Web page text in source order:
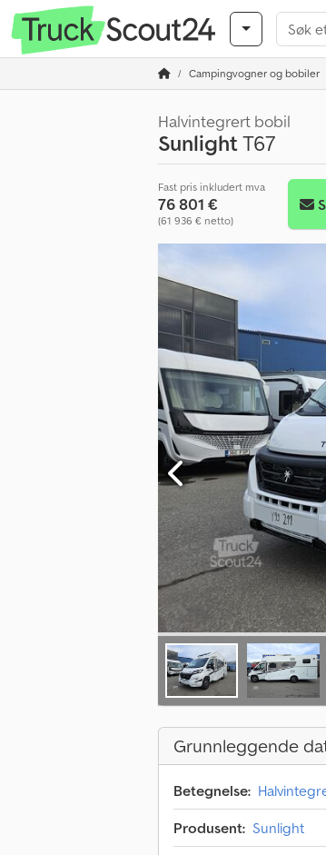
Campingvogner og bobiler
Halvintegrert bobil
SunlightT67
Fast pris inkludert mva
76 801 €
(61 936 € netto)
Grunnleggende
Betegnelse:
Produsent: Sunlight